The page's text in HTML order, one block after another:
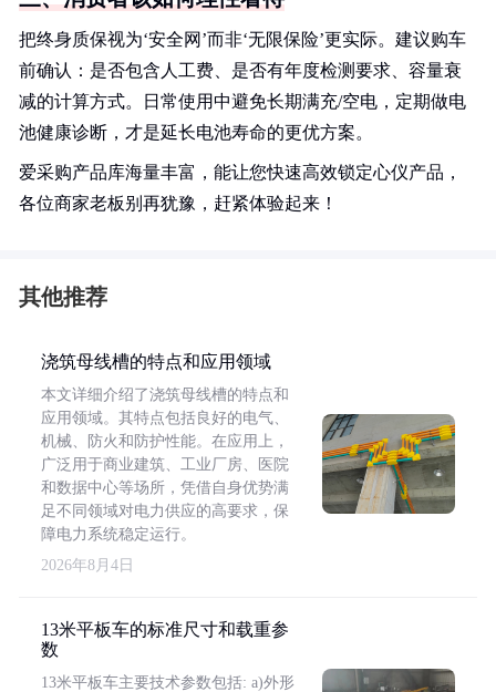
把终身质保视为‘安全网’而非‘无限保险’更实际。建议购车
前确认：是否包含人工费、是否有年度检测要求、容量衰
减的计算方式。日常使用中避免长期满充/空电，定期做电
池健康诊断，才是延长电池寿命的更优方案。
爱采购产品库海量丰富，能让您快速高效锁定心仪产品，
各位商家老板别再犹豫，赶紧体验起来！
其他推荐
浇筑母线槽的特点和应用领域
本文详细介绍了浇筑母线槽的特点和
应用领域。其特点包括良好的电气、
机械、防火和防护性能。在应用上，
广泛用于商业建筑、工业厂房、医院
和数据中心等场所，凭借自身优势满
足不同领域对电力供应的高要求，保
障电力系统稳定运行。
2026年8月4日
13米平板车的标准尺寸和载重参
数
13米平板车主要技术参数包括: a)外形